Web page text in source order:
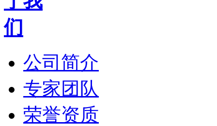
公司简介
专家团队
荣誉资质